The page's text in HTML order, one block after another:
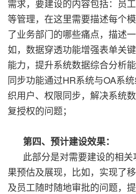
需求，要建设的内容包括：员
等管理，在这里需要描述每个
了业务部门的哪些痛点，描述
如，数据穿透功能增强表单关
能力，提升系统数据综合分析
同步功能通过HR系统与OA系
织用户、权限同步，解决系统
复授权的问题；
第四、预计建设效果：
此部分是对需要建设的相关
果预估及展现，比如，实现了
及员工随时随地审批的问题，